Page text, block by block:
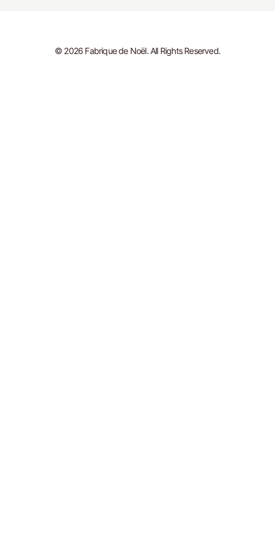
© 2026 Fabrique de Noël. All Rights Reserved.